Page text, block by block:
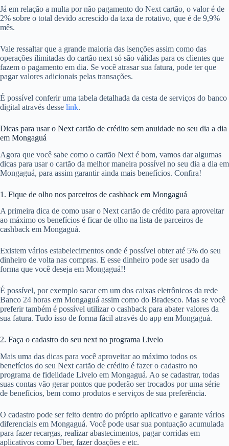
Já em relação a multa por não pagamento do Next cartão, o valor é de
2% sobre o total devido acrescido da taxa de rotativo, que é de 9,9%
mês.
Vale ressaltar que a grande maioria das isenções assim como das
operações ilimitadas do cartão next só são válidas para os clientes que
fazem o pagamento em dia. Se você atrasar sua fatura, pode ter que
pagar valores adicionais pelas transações.
É possível conferir uma tabela detalhada da cesta de serviços do banco
digital através desse link.
Dicas para usar o Next cartão de crédito sem anuidade no seu dia a dia
em Mongaguá
Agora que você sabe como o cartão Next é bom, vamos dar algumas
dicas para usar o cartão da melhor maneira possível no seu dia a dia em
Mongaguá, para assim garantir ainda mais benefícios. Confira!
1. Fique de olho nos parceiros de cashback em Mongaguá
A primeira dica de como usar o Next cartão de crédito para aproveitar
ao máximo os benefícios é ficar de olho na lista de parceiros de
cashback em Mongaguá.
Existem vários estabelecimentos onde é possível obter até 5% do seu
dinheiro de volta nas compras. E esse dinheiro pode ser usado da
forma que você deseja em Mongaguá!!
É possível, por exemplo sacar em um dos caixas eletrônicos da rede
Banco 24 horas em Mongaguá assim como do Bradesco. Mas se você
preferir também é possível utilizar o cashback para abater valores da
sua fatura. Tudo isso de forma fácil através do app em Mongaguá.
2. Faça o cadastro do seu next no programa Livelo
Mais uma das dicas para você aproveitar ao máximo todos os
benefícios do seu Next cartão de crédito é fazer o cadastro no
programa de fidelidade Livelo em Mongaguá. Ao se cadastrar, todas
suas contas vão gerar pontos que poderão ser trocados por uma série
de benefícios, bem como produtos e serviços de sua preferência.
O cadastro pode ser feito dentro do próprio aplicativo e garante vários
diferenciais em Mongaguá. Você pode usar sua pontuação acumulada
para fazer recargas, realizar abastecimentos, pagar corridas em
aplicativos como Uber, fazer doações e etc.